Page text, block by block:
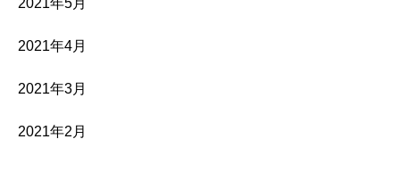
2021年4月
2021年3月
2021年2月